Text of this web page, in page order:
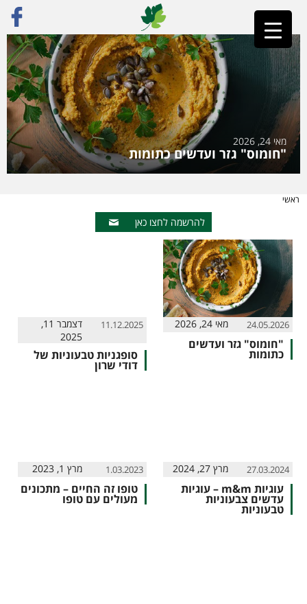
מאי 24, 2026
"חומוס" גזר ועדשים כתומות
ראשי
להרשמה לחצו כאן
24.05.2026 מאי 24, 2026
"חומוס" גזר ועדשים
כתומות
11.12.2025
דצמבר 11,
2025
סופגניות טבעוניות של
דודי שרון
27.03.2024 מרץ 27, 2024
עוגיות m&m – עוגיות
עדשים צבעוניות
טבעוניות
1.03.2023 מרץ 1, 2023
טופו זה החיים – מתכונים
מעולים עם טופו